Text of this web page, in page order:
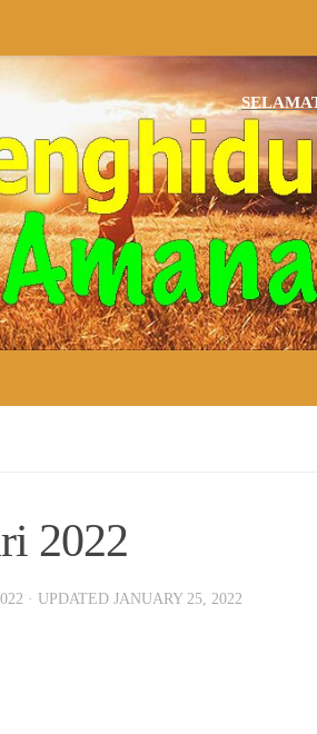
SELAMAT
2022
· UPDATED JANUARY 25, 2022